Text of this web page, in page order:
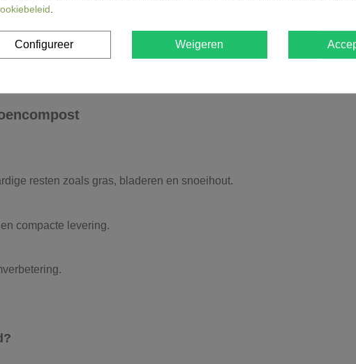
toe te voegen.
big bag eenvoudig online aan scherpe prijzen. Deze
resten zoals gras, bladeren en snoeihout.
compacte levering.
Configureer Weigeren